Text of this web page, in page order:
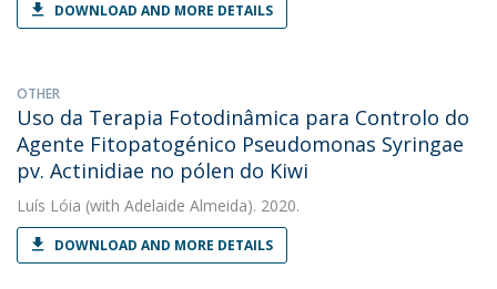
DOWNLOAD AND MORE DETAILS
OTHER
Uso da Terapia Fotodinâmica para Controlo do
Agente Fitopatogénico Pseudomonas Syringae
pv. Actinidiae no pólen do Kiwi
Luís Lóia (with Adelaide Almeida). 2020.
DOWNLOAD AND MORE DETAILS